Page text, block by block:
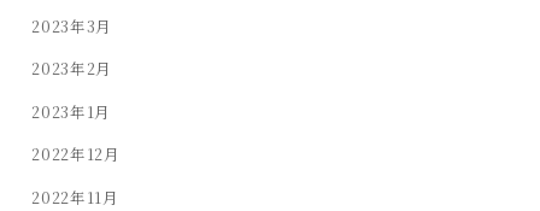
2023年3月
2023年2月
2023年1月
2022年12月
2022年11月